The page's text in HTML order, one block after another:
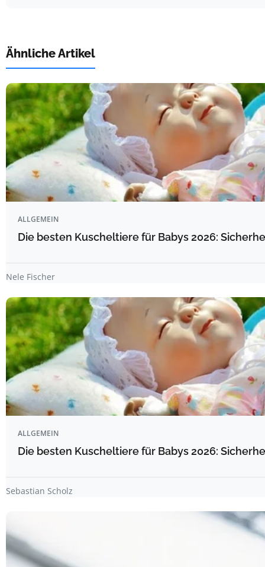
Ähnliche Artikel
ALLGEMEIN
Die besten Kuscheltiere für Babys 2026:
Nele Fischer
ALLGEMEIN
Die besten Kuscheltiere für Babys 2026:
Sebastian Scholz